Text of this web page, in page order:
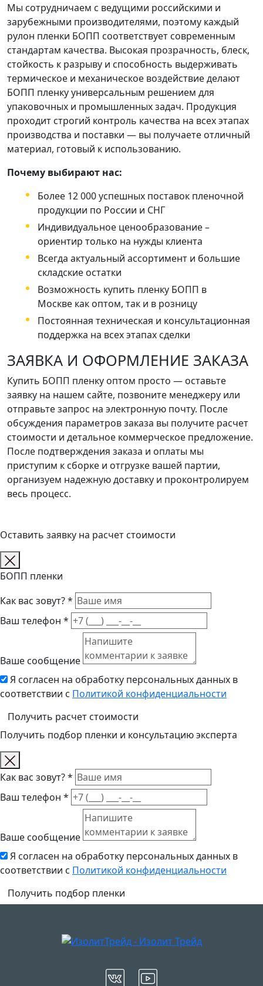
Мы сотрудничаем с ведущими российскими и
зарубежными производителями, поэтому каждый
рулон пленки БОПП соответствует современным
стандартам качества. Высокая прозрачность, блеск,
стойкость к разрыву и способность выдерживать
термическое и механическое воздействие делают
БОПП пленку универсальным решением для
упаковочных и промышленных задач. Продукция
проходит строгий контроль качества на всех этапах
производства и поставки — вы получаете отличный
материал, готовый к использованию.
Почему выбирают нас:
Более 12 000 успешных поставок пленочной
продукции по России и СНГ
Индивидуальное ценообразование –
ориентир только на нужды клиента
Всегда актуальный ассортимент и большие
складские остатки
Возможность купить пленку БОПП в
Москве как оптом, так и в розницу
Постоянная техническая и консультационная
поддержка на всех этапах сделки
ЗАЯВКА И ОФОРМЛЕНИЕ ЗАКАЗА
Купить БОПП пленку оптом просто — оставьте
заявку на нашем сайте, позвоните менеджеру или
отправьте запрос на электронную почту. После
обсуждения параметров заказа вы получите расчет
стоимости и детальное коммерческое предложение.
После подтверждения заказа и оплаты мы
приступим к сборке и отгрузке вашей партии,
организуем надежную доставку и проконтролируем
весь процесс.
Оставить заявку на расчет стоимости
БОПП пленки
Как вас зовут? *
Ваш телефон *
Ваше сообщение
Я согласен на обработку персональных данных в
соответствии с Политикой конфиденциальности
Получить расчет стоимости
Получить подбор пленки и консультацию эксперта
Как вас зовут? *
Ваш телефон *
Ваше сообщение
Я согласен на обработку персональных данных в
соответствии с Политикой конфиденциальности
Получить подбор пленки